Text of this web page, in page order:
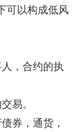
可以构成低风
，合约的执
易。
券，通货，